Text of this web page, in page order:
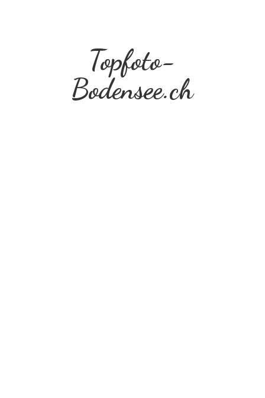
Topfoto-
Bodensee.ch